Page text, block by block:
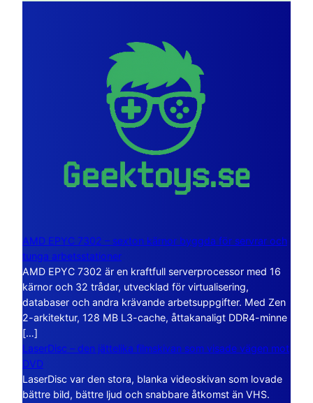
AMD EPYC 7302 – sexton kärnor byggda för servrar och
tunga arbetsstationer
AMD EPYC 7302 är en kraftfull serverprocessor med 16
kärnor och 32 trådar, utvecklad för virtualisering,
databaser och andra krävande arbetsuppgifter. Med Zen
2-arkitektur, 128 MB L3-cache, åttakanaligt DDR4-minne
[…]
LaserDisc – den jättelika filmskivan som visade vägen mot
DVD
LaserDisc var den stora, blanka videoskivan som lovade
bättre bild, bättre ljud och snabbare åtkomst än VHS.